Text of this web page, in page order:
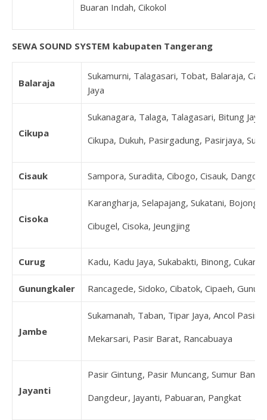
Buaran Indah, Cikokol
SEWA SOUND SYSTEM kabupaten Tangerang
Balaraja
Sukamurni, Talagasari, Tobat, Balaraja,
Jaya
Cikupa
Sukanagara, Talaga, Talagasari, Bitung
Cikupa, Dukuh, Pasirgadung, Pasirjaya,
Cisauk Sampora, Suradita, Cibogo, Cisauk,
Cisoka
Karangharja, Selapajang, Sukatani,
Cibugel, Cisoka, Jeungjing
Curug Kadu, Kadu Jaya, Sukabakti, Binong,
Gunungkaler Rancagede, Sidoko, Cibatok, Cipaeh,
Jambe
Sukamanah, Taban, Tipar Jaya, Ancol Pasir,
Mekarsari, Pasir Barat, Rancabuaya
Jayanti
Pasir Gintung, Pasir Muncang, Sumur
Dangdeur, Jayanti, Pabuaran, Pangkat